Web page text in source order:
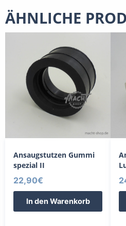
ÄHNLICHE
Ansaugstutzen Gummi
spezial II
22,90€
In den Warenkorb